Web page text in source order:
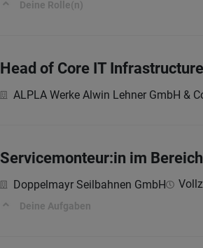
Deine Rolle(n)
Head of Core IT
ALPLA Werke Alwin Lehner GmbH &
Servicemonteur:in im
Doppelmayr Seilbahnen GmbH
Deine Aufgaben